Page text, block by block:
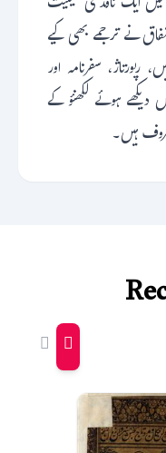
نے ترجمے بھی کیے
سفرنامہ اور
دیکھے ہوئے لکھنؤ کے
ہیں۔